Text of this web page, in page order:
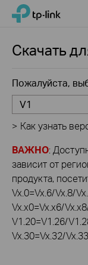
Click
navigation
TP-Link, Reliably
Скачать
Пожалуйста,
V1
> Как узнать
ВАЖНО:
зависит от
продукта,
Vx.0=Vx.6/Vx.8/
Vx.x0=Vx.x6/
V1.20=V1.26/
Vx.30=Vx.32/